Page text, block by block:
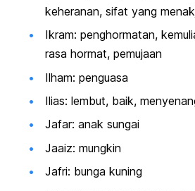
keheranan, sifat yang
Ikram: penghormatan,
rasa hormat, pemujaan
Ilham: penguasa
Ilias: lembut, baik,
Jafar: anak sungai
Jaaiz: mungkin
Jafri: bunga kuning